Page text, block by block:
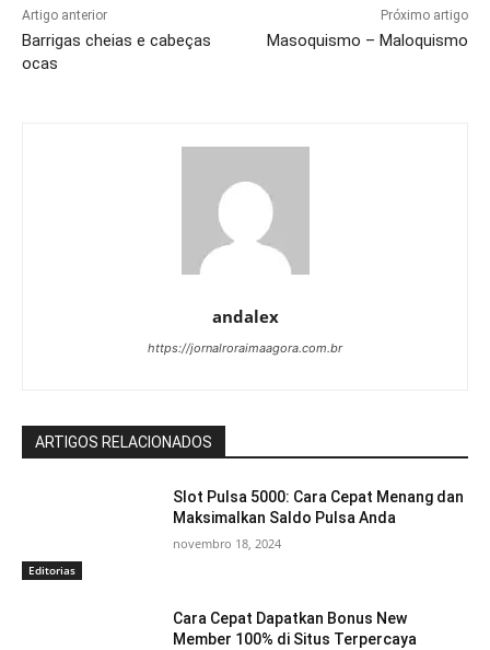
Artigo anterior
Barrigas cheias e cabeças
ocas
Próximo artigo
Masoquismo – Maloquismo
andalex
https://jornalroraimaagora.com.br
ARTIGOS RELACIONADOS
Editorias
Slot Pulsa 5000: Cara Cepat Menang dan
Maksimalkan Saldo Pulsa Anda
novembro 18, 2024
Cara Cepat Dapatkan Bonus New
Member 100% di Situs Terpercaya